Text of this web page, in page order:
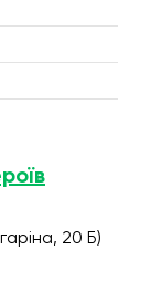
20 Б)